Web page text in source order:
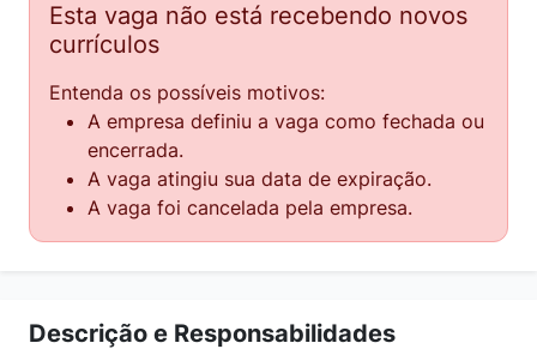
Esta vaga não está recebendo novos
currículos
Entenda os possíveis motivos:
A empresa definiu a vaga como fechada ou
encerrada.
A vaga atingiu sua data de expiração.
A vaga foi cancelada pela empresa.
Descrição e Responsabilidades